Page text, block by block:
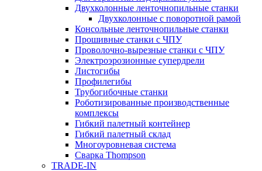
Двухколонные ленточнопильные станки
Двухколонные с поворотной рамой
Консольные ленточнопильные станки
Прошивные станки с ЧПУ
Проволочно-вырезные станки с ЧПУ
Электроэрозионные супердрели
Листогибы
Профилегибы
Трубогибочные станки
Роботизированные производственные
комплексы
Гибкий палетный контейнер
Гибкий палетный склад
Многоуровневая система
Сварка Thompson
TRADE-IN